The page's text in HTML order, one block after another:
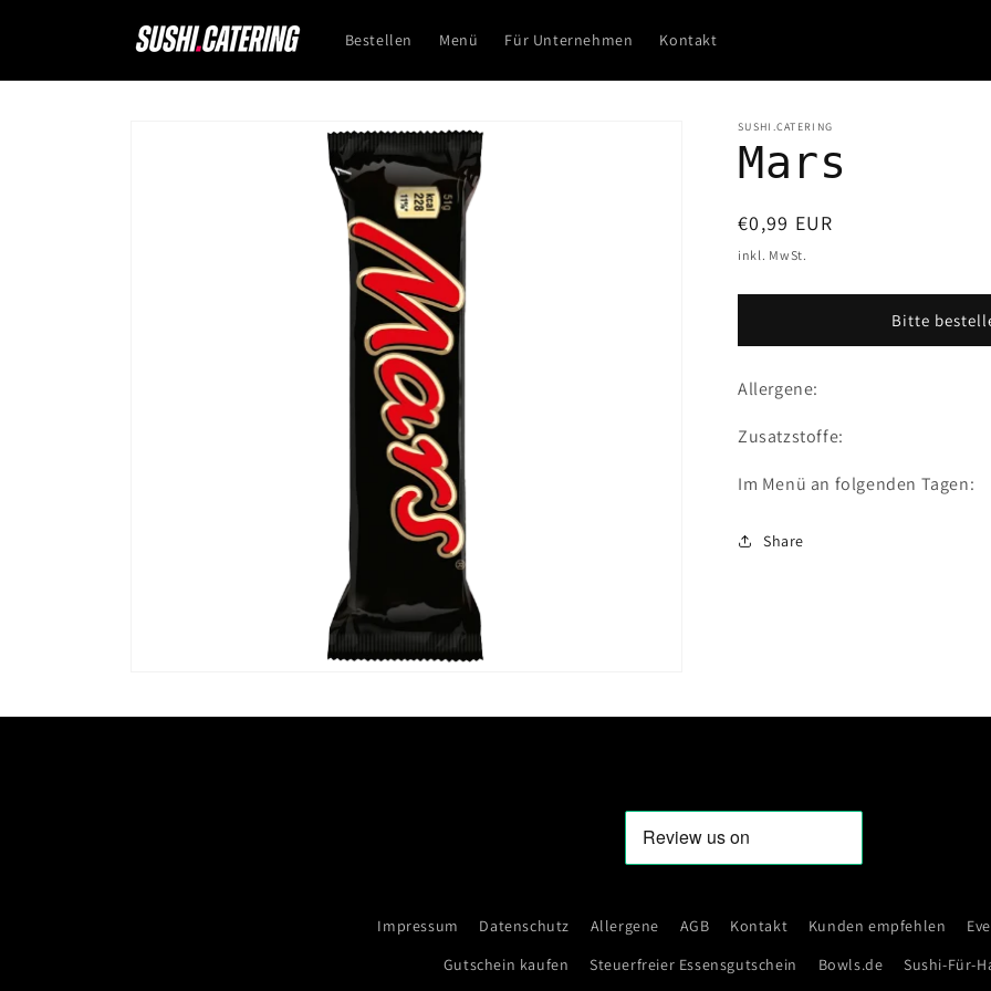
Bestellen Menü Für Unternehmen Kontakt
SUSHI.CATERING
Mars
Normaler
Preis
€0,99 EUR
inkl. MwSt.
Bitte
Allergene:
Zusatzstoffe:
Im Menü an folgenden Tagen:
Share
Impressum Datenschutz Allergene AGB Kontakt Kunden empfehlen
Gutschein kaufen
Steuerfreier Essensgutschein Bowls.de Sushi-Für-